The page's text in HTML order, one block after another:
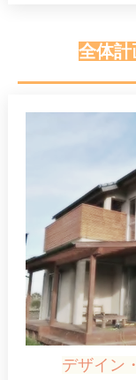
全体計
デザイン